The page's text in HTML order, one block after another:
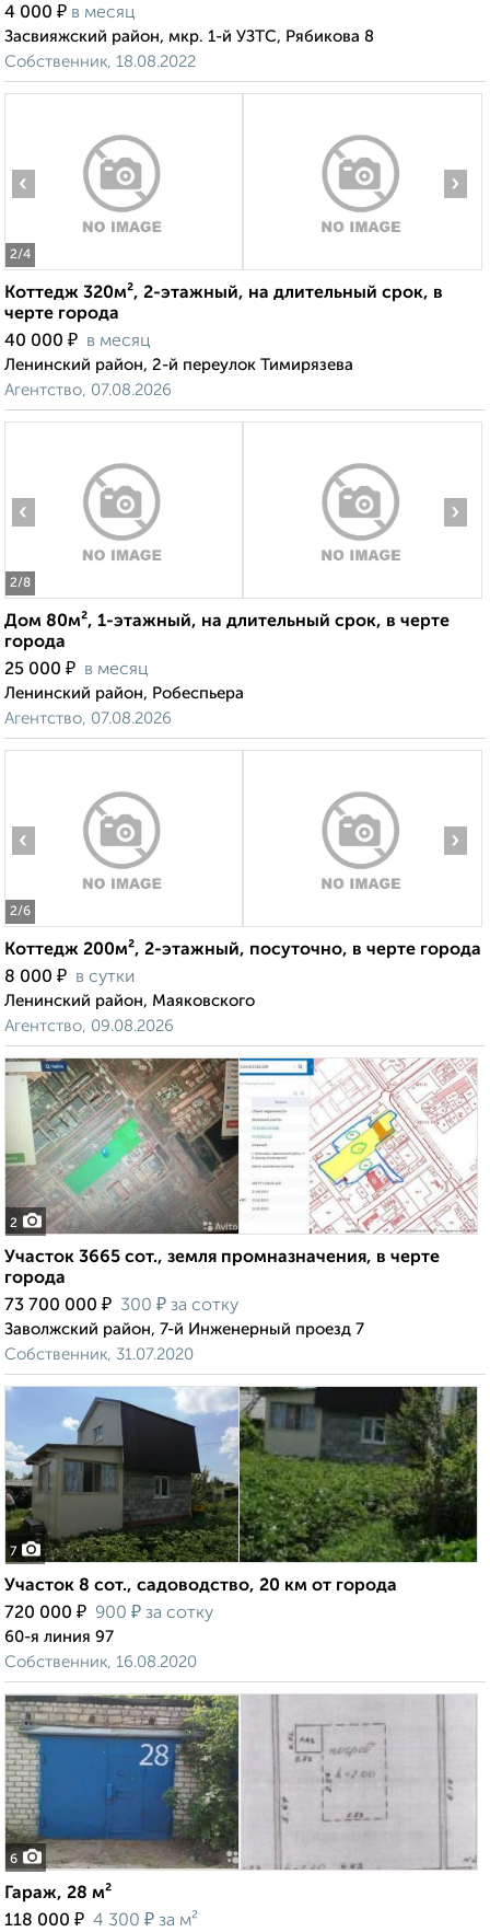
4 000 ₽ в месяц
Засвияжский район, мкр. 1-й УЗТС, Рябикова 8
Собственник, 18.08.2022
2/4
‹ ›
Коттедж 320м², 2-этажный, на длительный срок, в
черте города
40 000 ₽ в месяц
Ленинский район, 2-й переулок Тимирязева
Агентство, 07.08.2026
2/8
‹ ›
Дом 80м², 1-этажный, на длительный срок, в черте
города
25 000 ₽ в месяц
Ленинский район, Робеспьера
Агентство, 07.08.2026
2/6
‹ ›
Коттедж 200м², 2-этажный, посуточно, в черте города
8 000 ₽ в сутки
Ленинский район, Маяковского
Агентство, 09.08.2026
2
Участок 3665 сот., земля промназначения, в черте
города
73 700 000 ₽ 300 ₽ за сотку
Заволжский район, 7-й Инженерный проезд 7
Собственник, 31.07.2020
7
Участок 8 сот., садоводство, 20 км от города
720 000 ₽ 900 ₽ за сотку
60-я линия 97
Собственник, 16.08.2020
6
Гараж, 28 м²
118 000 ₽ 4 300 ₽ за м²